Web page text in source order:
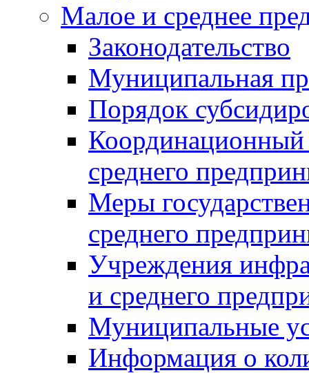
Малое и среднее
Законодательство
Муниципальная
Порядок
Координационный
среднего
Меры
среднего
Учреждения
и среднего
Муниципальные
Информация о